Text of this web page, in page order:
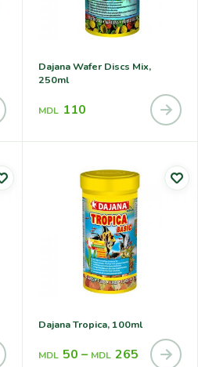
Dajana Wafer Discs Mix,
250ml
MDL 110
Dajana Tropica, 100ml
MDL 50 – MDL 265